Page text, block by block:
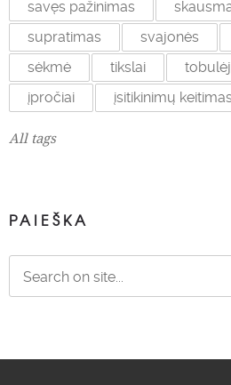
savęs pažinimas
supratimas
svajonės
sėkmė
tikslai
įpročiai
įsitikinimų keitimas
All tags
PAIEŠKA